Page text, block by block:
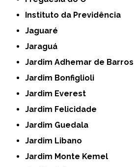
Instituto da Previdência
Jaguaré
Jaraguá
Jardim Adhemar de Barros
Jardim Bonfiglioli
Jardim Everest
Jardim Felicidade
Jardim Guedala
Jardim Libano
Jardim Monte Kemel